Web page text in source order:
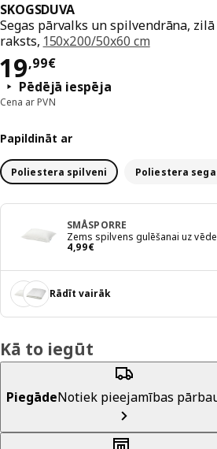
SKOGSDUVA
Segas pārvalks un spilvendrāna,
raksts, 150x200/50x60 cm
19,99€
Cena 19,99€
Pēdējā iespēja
Cena ar PVN
Papildināt ar
Poliestera spilveni Poliestera
SMÅSPORRE
Zems spilvens gulēšanai uz
4,99€
Cena 4,99€
Rādīt vairāk
Kā to iegūt
PiegādeNotiek pieejamības